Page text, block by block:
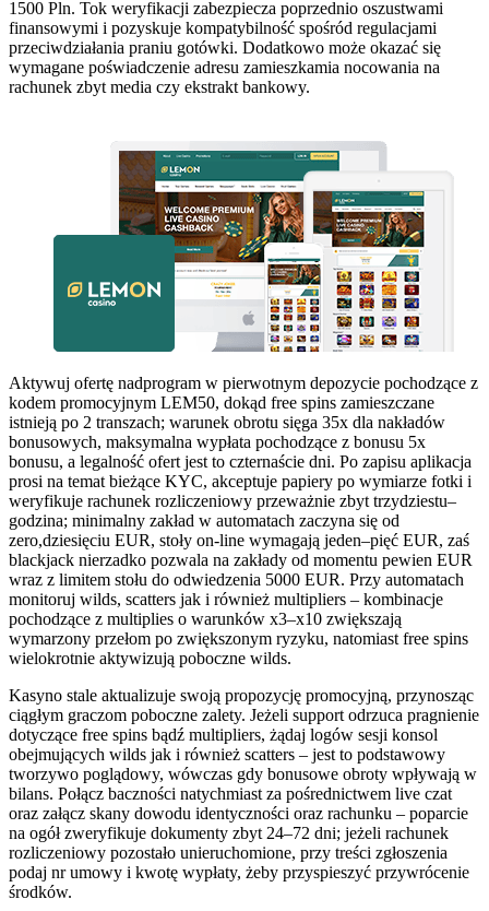
1500 Pln. Tok weryfikacji zabezpiecza poprzednio oszustwami
finansowymi i pozyskuje kompatybilność spośród regulacjami
przeciwdziałania praniu gotówki. Dodatkowo może okazać się
wymagane poświadczenie adresu zamieszkamia nocowania na
rachunek zbyt media czy ekstrakt bankowy.
Aktywuj ofertę nadprogram w pierwotnym depozycie pochodzące z
kodem promocyjnym LEM50, dokąd free spins zamieszczane
istnieją po 2 transzach; warunek obrotu sięga 35x dla nakładów
bonusowych, maksymalna wypłata pochodzące z bonusu 5x
bonusu, a legalność ofert jest to czternaście dni. Po zapisu aplikacja
prosi na temat bieżące KYC, akceptuje papiery po wymiarze fotki i
weryfikuje rachunek rozliczeniowy przeważnie zbyt trzydziestu–
godzina; minimalny zakład w automatach zaczyna się od
zero,dziesięciu EUR, stoły on-line wymagają jeden–pięć EUR, zaś
blackjack nierzadko pozwala na zakłady od momentu pewien EUR
wraz z limitem stołu do odwiedzenia 5000 EUR. Przy automatach
monitoruj wilds, scatters jak i również multipliers – kombinacje
pochodzące z multiplies o warunków x3–x10 zwiększają
wymarzony przełom po zwiększonym ryzyku, natomiast free spins
wielokrotnie aktywizują poboczne wilds.
Kasyno stale aktualizuje swoją propozycję promocyjną, przynosząc
ciągłym graczom poboczne zalety. Jeżeli support odrzuca pragnienie
dotyczące free spins bądź multipliers, żądaj logów sesji konsol
obejmujących wilds jak i również scatters – jest to podstawowy
tworzywo poglądowy, wówczas gdy bonusowe obroty wpływają w
bilans. Połącz baczności natychmiast za pośrednictwem live czat
oraz załącz skany dowodu identyczności oraz rachunku – poparcie
na ogół zweryfikuje dokumenty zbyt 24–72 dni; jeżeli rachunek
rozliczeniowy pozostało unieruchomione, przy treści zgłoszenia
podaj nr umowy i kwotę wypłaty, żeby przyspieszyć przywrócenie
środków.